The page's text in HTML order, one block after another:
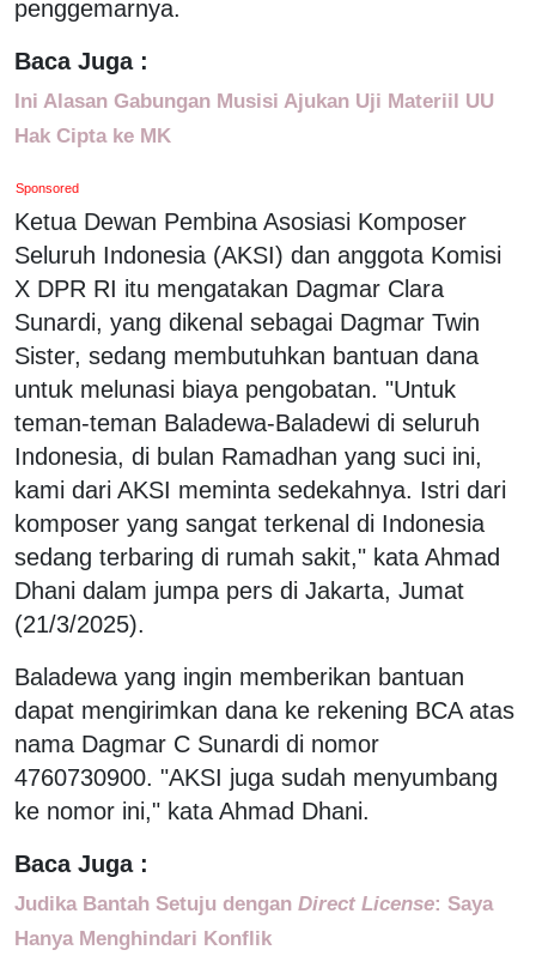
penggemarnya.
Baca Juga :
Ini Alasan Gabungan Musisi Ajukan Uji Materiil UU
Hak Cipta ke MK
Sponsored
Ketua Dewan Pembina Asosiasi Komposer
Seluruh Indonesia (AKSI) dan anggota Komisi
X DPR RI itu mengatakan Dagmar Clara
Sunardi, yang dikenal sebagai Dagmar Twin
Sister, sedang membutuhkan bantuan dana
untuk melunasi biaya pengobatan. "Untuk
teman-teman Baladewa-Baladewi di seluruh
Indonesia, di bulan Ramadhan yang suci ini,
kami dari AKSI meminta sedekahnya. Istri dari
komposer yang sangat terkenal di Indonesia
sedang terbaring di rumah sakit," kata Ahmad
Dhani dalam jumpa pers di Jakarta, Jumat
(21/3/2025).
Baladewa yang ingin memberikan bantuan
dapat mengirimkan dana ke rekening BCA atas
nama Dagmar C Sunardi di nomor
4760730900. "AKSI juga sudah menyumbang
ke nomor ini," kata Ahmad Dhani.
Baca Juga :
Judika Bantah Setuju dengan Direct License: Saya
Hanya Menghindari Konflik